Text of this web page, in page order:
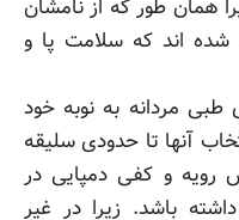
همان طور که از نامشان
اند که سلامت پا و
مردانه به نوبه خود
آنها تا حدودی سلیقه
و کفی دمپایی در
باشد. زیرا در غیر